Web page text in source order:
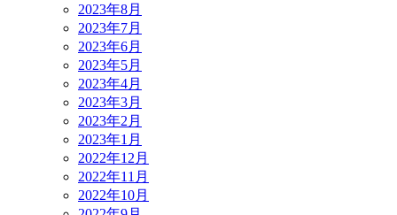
2023年8月
2023年7月
2023年6月
2023年5月
2023年4月
2023年3月
2023年2月
2023年1月
2022年12月
2022年11月
2022年10月